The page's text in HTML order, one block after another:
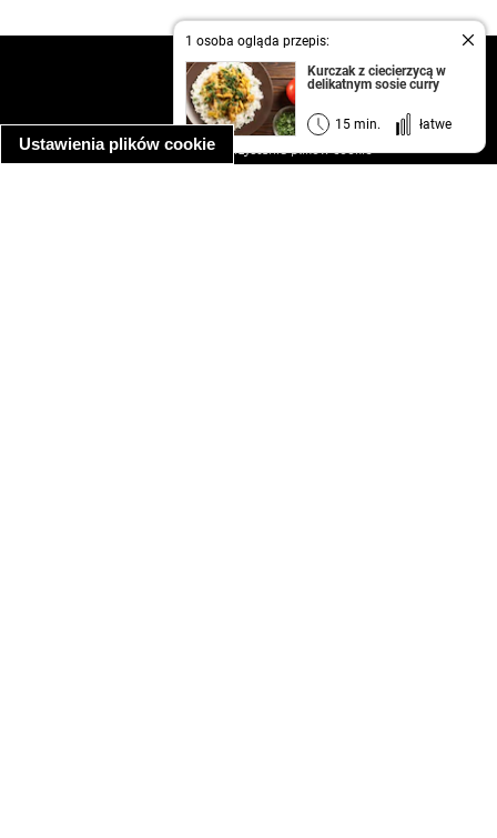
Ustawienia plików cookie
1 osoba ogląda przepis:
Kurczak z ciecierzycą w
delikatnym sosie curry
15 min. łatwe
kontakt
regulamin
informacja o prywatności
informacja o wykorzystaniu plików cookie